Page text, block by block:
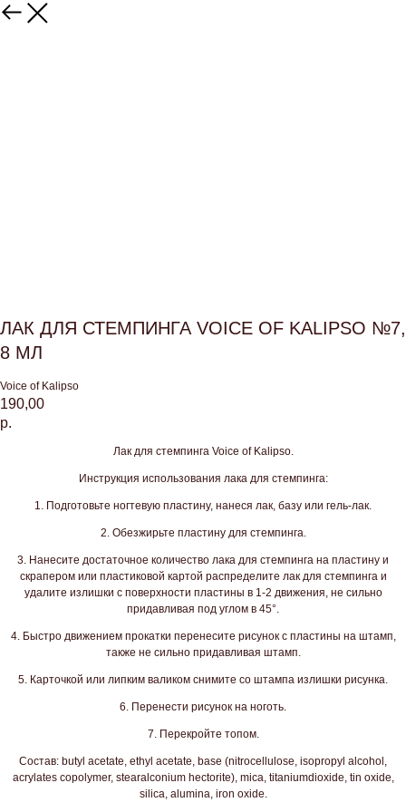
ЛАК ДЛЯ СТЕМПИНГА VOICE OF KALIPSO №7,
8 МЛ
Voice of Kalipso
190,00
р.
Лак для стемпинга Voice of Kalipso.
Инструкция использования лака для стемпинга:
1. Подготовьте ногтевую пластину, нанеся лак, базу или гель-лак.
2. Обезжирьте пластину для стемпинга.
3. Нанесите достаточное количество лака для стемпинга на пластину и
скрапером или пластиковой картой распределите лак для стемпинга и
удалите излишки с поверхности пластины в 1-2 движения, не сильно
придавливая под углом в 45°.
4. Быстро движением прокатки перенесите рисунок с пластины на штамп,
также не сильно придавливая штамп.
5. Карточкой или липким валиком снимите со штампа излишки рисунка.
6. Перенести рисунок на ноготь.
7. Перекройте топом.
Состав: butyl acetate, ethyl acetate, base (nitrocellulose, isopropyl alcohol,
acrylates copolymer, stearalconium hectorite), mica, titaniumdioxide, tin oxide,
silica, alumina, iron oxide.